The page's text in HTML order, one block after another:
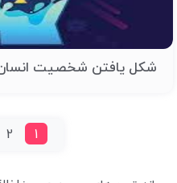
شکل یافتن شخصیت انسان